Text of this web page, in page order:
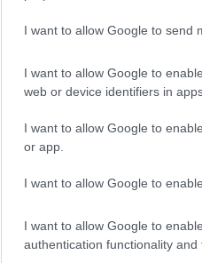
I want to allow Google to send
I want to allow Google to
web or device identifiers in
I want to allow Google to
or app.
I want to allow Google to
I want to allow Google to
authentication functionality
a gumóit.
nekünk egészséges, de a
tavaszi fagyokat. Mélyre hatoló
bombája. Napos helyet és laza,
is ültetni kell a beporzáshoz.